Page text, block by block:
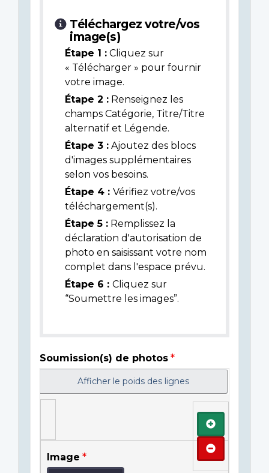
Téléchargez votre/vos
image(s)
Étape 1 : Cliquez sur
« Télécharger » pour fournir
votre image.
Étape 2 : Renseignez les
champs Catégorie, Titre/Titre
alternatif et Légende.
Étape 3 : Ajoutez des blocs
d'images supplémentaires
selon vos besoins.
Étape 4 : Vérifiez votre/vos
téléchargement(s).
Étape 5 : Remplissez la
déclaration d'autorisation de
photo en saisissant votre nom
complet dans l'espace prévu.
Étape 6 : Cliquez sur
“Soumettre les images”.
Soumission(s) de photos
Afficher le poids des lignes
Image
Ajouter
Retirer